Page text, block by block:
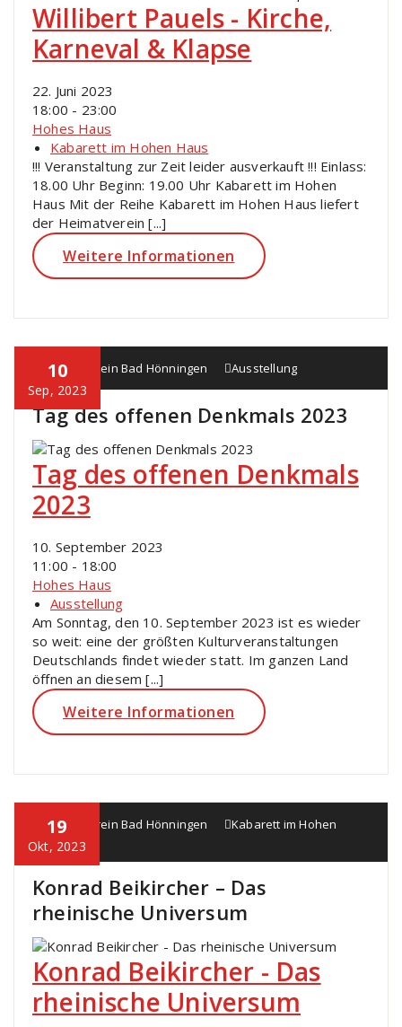
Willibert Pauels - Kirche,
Karneval & Klapse
22. Juni 2023
18:00 - 23:00
Hohes Haus
Kabarett im Hohen Haus
!!! Veranstaltung zur Zeit leider ausverkauft !!! Einlass:
18.00 Uhr Beginn: 19.00 Uhr Kabarett im Hohen
Haus Mit der Reihe Kabarett im Hohen Haus liefert
der Heimatverein [...]
Weitere Informationen
10
Sep, 2023
Heimatverein Bad Hönningen Ausstellung
Tag des offenen Denkmals 2023
Tag des offenen Denkmals
2023
10. September 2023
11:00 - 18:00
Hohes Haus
Ausstellung
Am Sonntag, den 10. September 2023 ist es wieder
so weit: eine der größten Kulturveranstaltungen
Deutschlands findet wieder statt. Im ganzen Land
öffnen an diesem [...]
Weitere Informationen
19
Okt, 2023
Heimatverein Bad Hönningen
Kabarett im Hohen
Haus
Konrad Beikircher – Das
rheinische Universum
Konrad Beikircher - Das
rheinische Universum